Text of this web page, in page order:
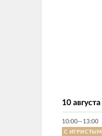
10 августа
10:00—13:00
С ИГРИСТЫМ